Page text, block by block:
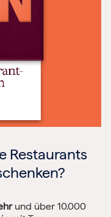
Restaurants
und über 10.000